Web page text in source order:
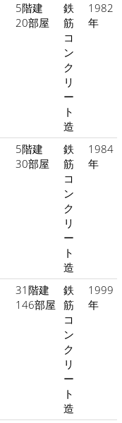
5階建
20部屋
鉄
筋
コ
ン
ク
リ
ー
ト
造
1982
年
5階建
30部屋
鉄
筋
コ
ン
ク
リ
ー
ト
造
1984
年
31階建
146部屋
鉄
筋
コ
ン
ク
リ
ー
ト
造
1999
年